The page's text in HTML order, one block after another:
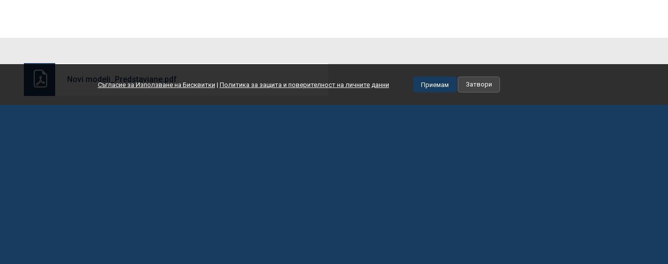
Novi modeli_Predstaviane.pdf
Съгласие за Използване на Бисквитки | Политика за защита и поверителност на личните данни Приемам Затвори